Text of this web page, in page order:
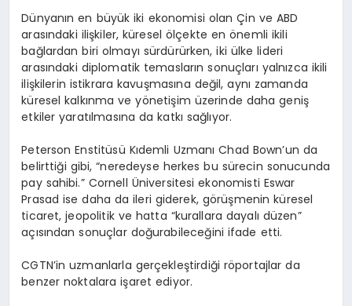
Dünyanın en büyük iki ekonomisi olan Çin ve ABD
arasındaki ilişkiler, küresel ölçekte en önemli ikili
bağlardan biri olmayı sürdürürken, iki ülke lideri
arasındaki diplomatik temasların sonuçları yalnızca ikili
ilişkilerin istikrara kavuşmasına değil, aynı zamanda
küresel kalkınma ve yönetişim üzerinde daha geniş
etkiler yaratılmasına da katkı sağlıyor.
Peterson Enstitüsü Kıdemli Uzmanı Chad Bown’un da
belirttiği gibi, “neredeyse herkes bu sürecin sonucunda
pay sahibi.” Cornell Üniversitesi ekonomisti Eswar
Prasad ise daha da ileri giderek, görüşmenin küresel
ticaret, jeopolitik ve hatta “kurallara dayalı düzen”
açısından sonuçlar doğurabileceğini ifade etti.
CGTN’in uzmanlarla gerçekleştirdiği röportajlar da
benzer noktalara işaret ediyor.